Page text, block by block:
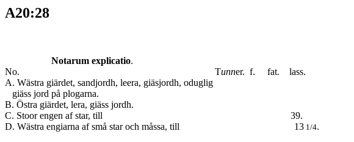
A20:28
Notarum explicatio.
No. Tunner. f. fat. lass.
A. Wästra giärdet, sandjordh, leera, giäsjordh, oduglig
giäss jord på plogarna.
B. Östra giärdet, lera, giäss jordh.
C. Stoor engen af star, till 39.
D. Wästra engiarna af små star och måssa, till 13 1/4.